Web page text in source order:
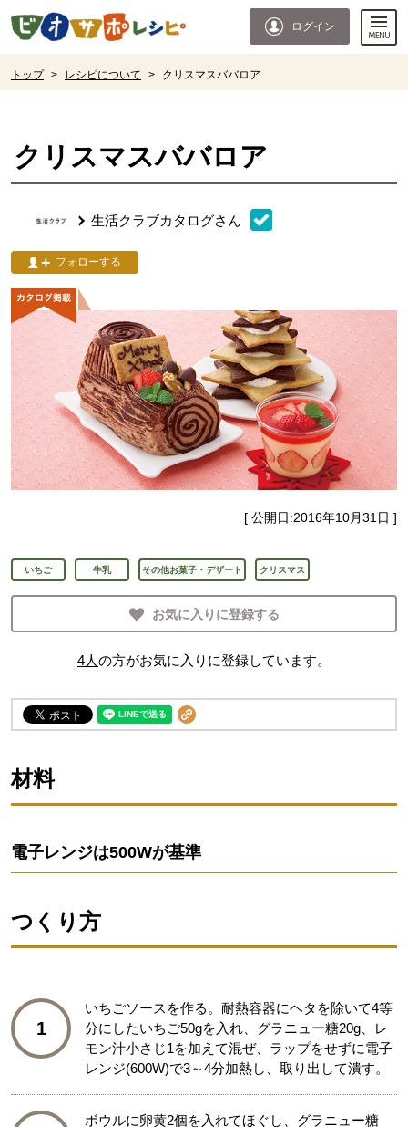
ページの先頭です。
ログイン
トップ > レシピについて > クリスマスババロア
クリスマスババロア
生活クラブカタログさん
フォローする
[ 公開日:2016年10月31日 ]
いちご 牛乳 その他お菓子・デザート クリスマス
お気に入りに登録する
4人の方がお気に入りに登録しています。
材料
電子レンジは500Wが基準
つくり方
1
いちごソースを作る。耐熱容器にヘタを除いて4等
分にしたいちご50gを入れ、グラニュー糖20g、レ
モン汁小さじ1を加えて混ぜ、ラップをせずに電子
レンジ(600W)で3～4分加熱し、取り出して潰す。
ボウルに卵黄2個を入れてほぐし、グラニュー糖